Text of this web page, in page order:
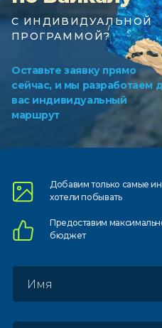
С ИНДИВИДУАЛЬНОЙ
ПРОГРАММОЙ?
Оставьте заявку прямо
сейчас, и мы разработаем
вас индивидуальный
маршрут
Добавим только самые
хотели побывать
Предоставим
бюджет